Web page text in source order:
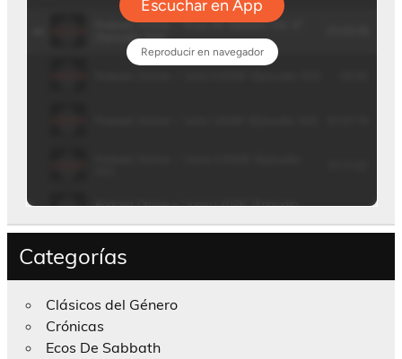
Categorías
Clásicos del Género
Crónicas
Ecos De Sabbath